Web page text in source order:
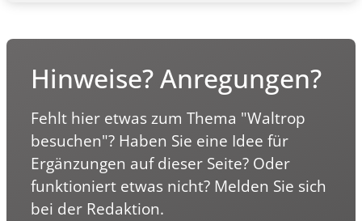
Hinweise? Anregungen?
Fehlt hier etwas zum Thema "Waltrop
besuchen"? Haben Sie eine Idee für
Ergänzungen auf dieser Seite? Oder
funktioniert etwas nicht? Melden Sie sich
bei der Redaktion.